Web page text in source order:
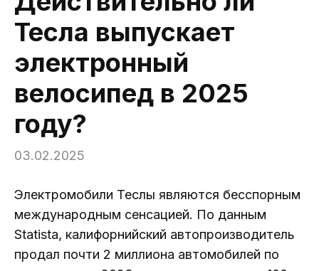
Тесла выпускает
электронный
велосипед в 2025
году?
03.02.2025
Электромобили Теслы являются бесспорным
международным сенсацией. По данным
Statista, калифорнийский автопроизводитель
продал почти 2 миллиона автомобилей по